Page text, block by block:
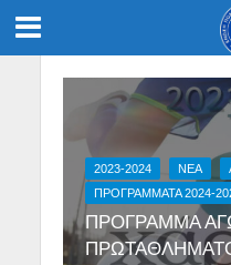
2023-2024 NEA
ΠΡΟΓΡΑΜΜΑΤΑ 2024-
ΠΡΟΓΡΑΜΜΑ